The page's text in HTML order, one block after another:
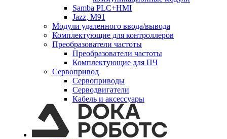
Samba PLC+HMI
Jazz, M91
Модули удаленного ввода/вывода
Комплектующие для контроллеров
Преобразователи частоты
Преобразователи частоты
Комплектующие для ПЧ
Сервопривод
Сервоприводы
Серводвигатели
Кабель и аксессуары